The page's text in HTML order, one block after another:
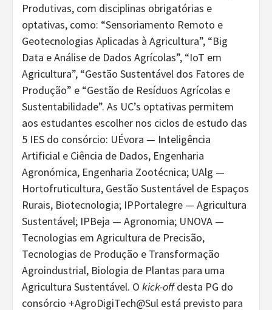
Produtivas, com disciplinas obrigatórias e
optativas, como: “Sensoriamento Remoto e
Geotecnologias Aplicadas à Agricultura”, “Big
Data e Análise de Dados Agrícolas”, “IoT em
Agricultura”, “Gestão Sustentável dos Fatores de
Produção” e “Gestão de Resíduos Agrícolas e
Sustentabilidade”. As UC’s optativas permitem
aos estudantes escolher nos ciclos de estudo das
5 IES do consórcio: UÉvora — Inteligência
Artificial e Ciência de Dados, Engenharia
Agronómica, Engenharia Zootécnica; UAlg —
Hortofruticultura, Gestão Sustentável de Espaços
Rurais, Biotecnologia; IPPortalegre — Agricultura
Sustentável; IPBeja — Agronomia; UNOVA —
Tecnologias em Agricultura de Precisão,
Tecnologias de Produção e Transformação
Agroindustrial, Biologia de Plantas para uma
Agricultura Sustentável. O kick-offdesta PG do
consórcio +AgroDigiTech@Sul está previsto para